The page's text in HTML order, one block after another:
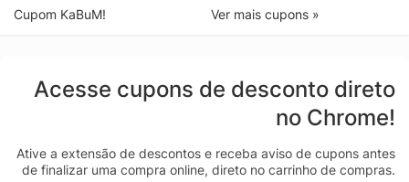
Cupom KaBuM!
Ver mais cupons »
Acesse cupons de desconto direto
no Chrome!
Ative a extensão de descontos e receba aviso de cupons antes
de finalizar uma compra online, direto no carrinho de compras.